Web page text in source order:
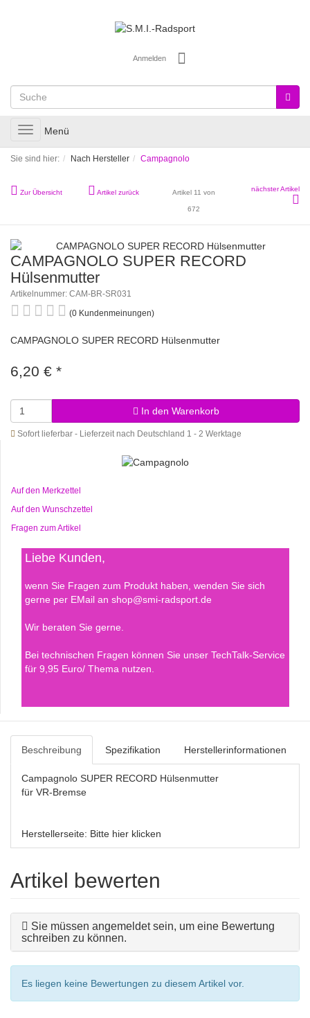
Anmelden
Toggle
navigation
Menü
Sie sind hier: Nach Hersteller Campagnolo
Zur Übersicht Artikel zurück Artikel 11 von
672
nächster Artikel
CAMPAGNOLO SUPER RECORD
Hülsenmutter
Artikelnummer: CAM-BR-SR031
(0 Kundenmeinungen)
CAMPAGNOLO SUPER RECORD Hülsenmutter
6,20 € *
In den Warenkorb
Sofort lieferbar - Lieferzeit nach Deutschland 1 - 2 Werktage
Auf den Merkzettel
Auf den Wunschzettel
Fragen zum Artikel
Liebe Kunden,
wenn Sie Fragen zum Produkt haben, wenden Sie sich
gerne per EMail an shop@smi-radsport.de
Wir beraten Sie gerne.
Bei technischen Fragen können Sie unser TechTalk-Service
für 9,95 Euro/ Thema nutzen.
Beschreibung Spezifikation Herstellerinformationen
Campagnolo SUPER RECORD Hülsenmutter
für VR-Bremse
Herstellerseite: Bitte hier klicken
Artikel bewerten
Sie müssen angemeldet sein, um eine Bewertung
schreiben zu können.
Es liegen keine Bewertungen zu diesem Artikel vor.